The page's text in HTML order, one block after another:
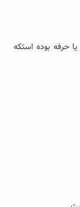
حرفه بوده استکه